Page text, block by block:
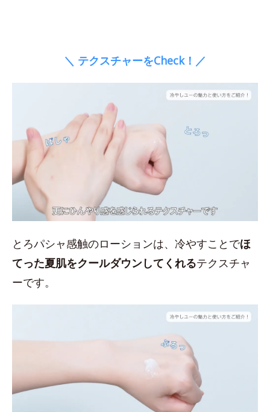
＼ テクスチャーをCheck！／
とろパシャ感触のローションは、冷やすことでほ
てった夏肌をクールダウンしてくれるテクスチャ
ーです。